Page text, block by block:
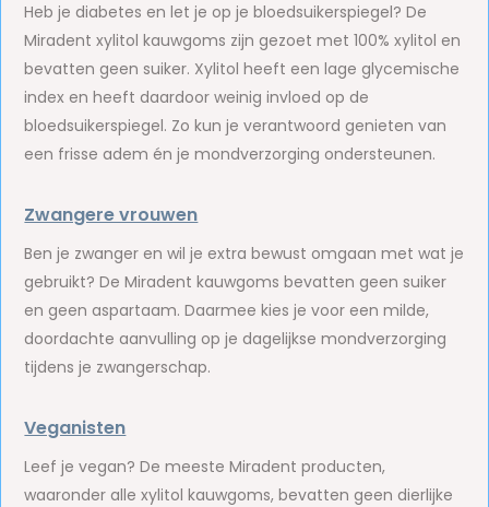
Heb je diabetes en let je op je bloedsuikerspiegel? De
Miradent xylitol kauwgoms zijn gezoet met 100% xylitol en
bevatten geen suiker. Xylitol heeft een lage glycemische
index en heeft daardoor weinig invloed op de
bloedsuikerspiegel. Zo kun je verantwoord genieten van
een frisse adem én je mondverzorging ondersteunen.
Zwangere vrouwen
Ben je zwanger en wil je extra bewust omgaan met wat je
gebruikt? De Miradent kauwgoms bevatten geen suiker
en geen aspartaam. Daarmee kies je voor een milde,
doordachte aanvulling op je dagelijkse mondverzorging
tijdens je zwangerschap.
Veganisten
Leef je vegan? De meeste Miradent producten,
waaronder alle xylitol kauwgoms, bevatten geen dierlijke